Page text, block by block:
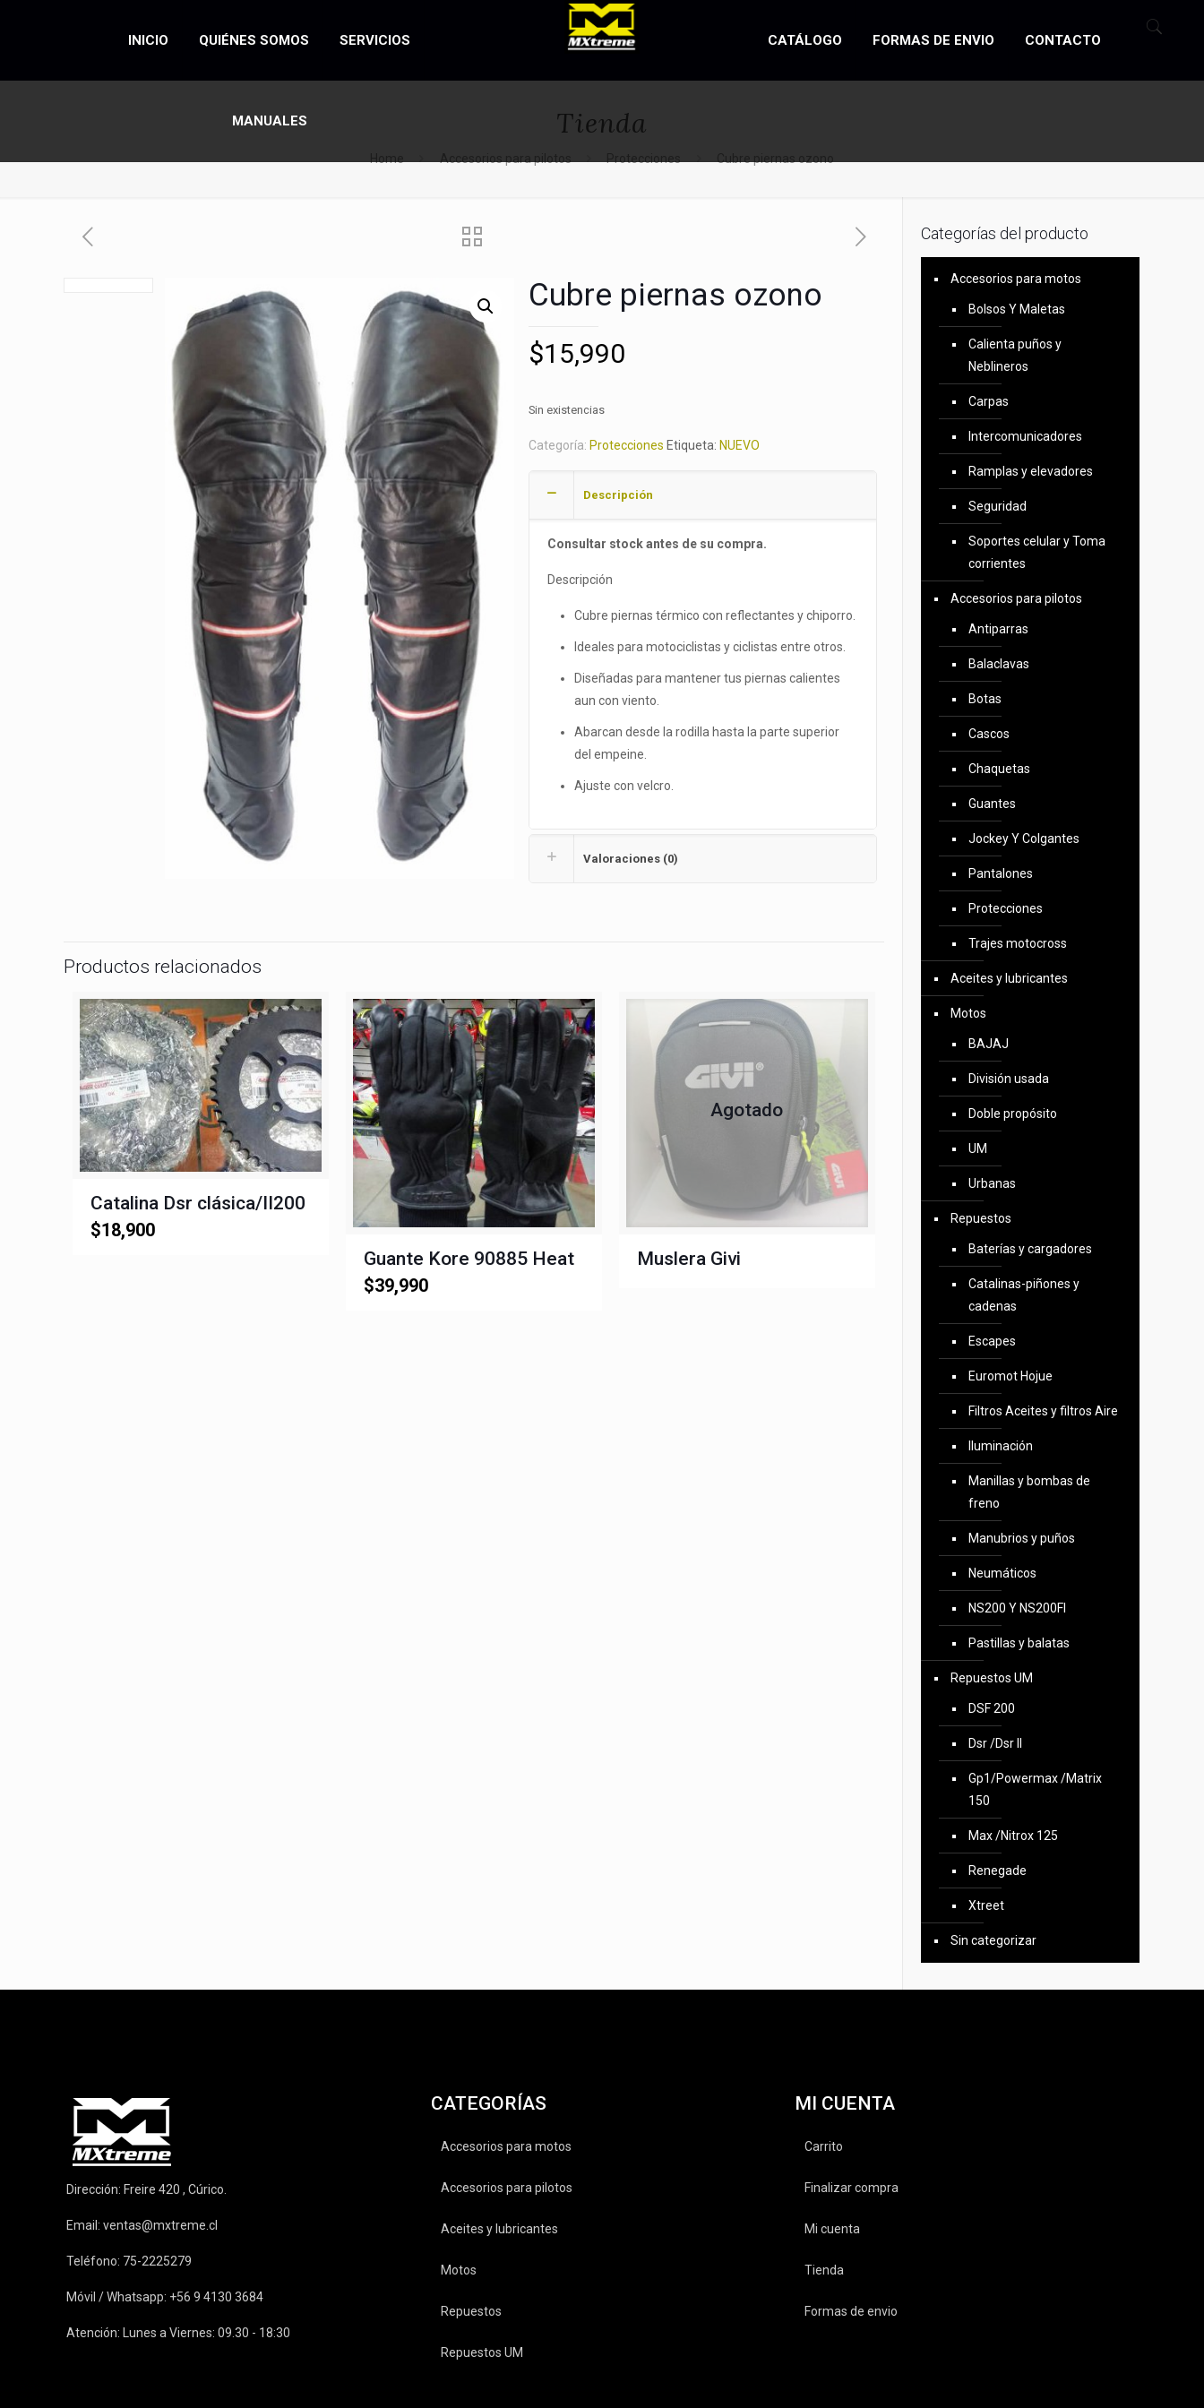
INICIO QUIÉNES SOMOS SERVICIOS
MANUALES
CATÁLOGO FORMAS DE ENVIO CONTACTO
Tienda
Cubre piernas ozono
$15,990
Sin existencias
Categoría: Protecciones Etiqueta: NUEVO
Descripción
Consultar stock antes de su compra.
Descripción
Cubre piernas térmico con reflectantes y chiporro.
Ideales para motociclistas y ciclistas entre otros.
Diseñadas para mantener tus piernas calientes
aun con viento.
Abarcan desde la rodilla hasta la parte superior
del empeine.
Ajuste con velcro.
Valoraciones (0)
Productos relacionados
Catalina Dsr clásica/II200
$18,900
Guante Kore 90885 Heat
$39,990
Agotado
Muslera Givi
Categorías del producto
Accesorios para motos
Bolsos Y Maletas
Calienta puños y
Neblineros
Carpas
Intercomunicadores
Ramplas y elevadores
Seguridad
Soportes celular y Toma
corrientes
Accesorios para pilotos
Antiparras
Balaclavas
Botas
Cascos
Chaquetas
Guantes
Jockey Y Colgantes
Pantalones
Protecciones
Trajes motocross
Aceites y lubricantes
Motos
BAJAJ
División usada
Doble propósito
UM
Urbanas
Repuestos
Baterías y cargadores
Catalinas-piñones y
cadenas
Escapes
Euromot Hojue
Filtros Aceites y filtros Aire
Iluminación
Manillas y bombas de
freno
Manubrios y puños
Neumáticos
NS200 Y NS200FI
Pastillas y balatas
Repuestos UM
DSF 200
Dsr /Dsr II
Gp1/Powermax /Matrix
150
Max /Nitrox 125
Renegade
Xtreet
Sin categorizar
Dirección: Freire 420 , Cúrico.
Email:ventas@mxtreme.cl
Teléfono: 75-2225279
Móvil / Whatsapp: +56 9 4130 3684
Atención: Lunes a Viernes: 09.30 - 18:30
CATEGORÍAS
Accesorios para motos
Accesorios para pilotos
Aceites y lubricantes
Motos
Repuestos
Repuestos UM
MI CUENTA
Carrito
Finalizar compra
Mi cuenta
Tienda
Formas de envio